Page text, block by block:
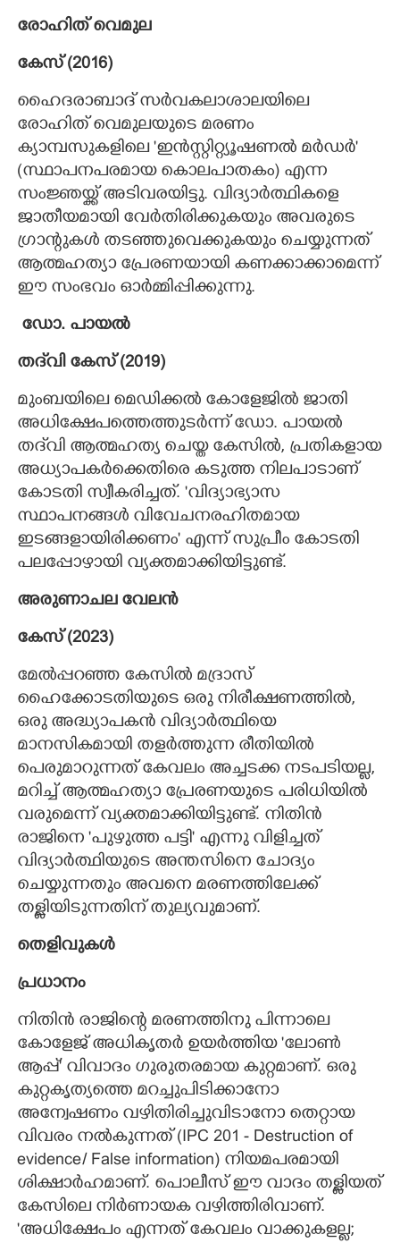
രോഹിത് വെമുല
കേസ് (2016)
​ഹൈദരാബാദ് സർവകലാശാലയിലെ
രോഹിത് വെമുലയുടെ മരണം
ക്യാമ്പസുകളിലെ 'ഇൻസ്റ്റിറ്റ്യൂഷണൽ മർഡർ"
(സ്ഥാപനപരമായ കൊലപാതകം) എന്ന
സംജ്ഞയ്ക്ക് അടിവരയിട്ടു. വിദ്യാർത്ഥികളെ
ജാതീയമായി വേർതിരിക്കുകയും അവരുടെ
ഗ്രാന്റുകൾ തടഞ്ഞുവെക്കുകയും ചെയ്യുന്നത്
ആത്മഹത്യാ പ്രേരണയായി കണക്കാക്കാമെന്ന്
ഈ സംഭവം ഓർമ്മിപ്പിക്കുന്നു.
​ ഡോ. പായൽ
തദ്‌വി കേസ് (2019)
​മുംബയിലെ മെഡിക്കൽ കോളേജിൽ ജാതി
അധിക്ഷേപത്തെത്തുടർന്ന് ഡോ. പായൽ
തദ്‌വി ആത്മഹത്യ ചെയ്ത കേസിൽ, പ്രതികളായ
അധ്യാപകർക്കെതിരെ കടുത്ത നിലപാടാണ്
കോടതി സ്വീകരിച്ചത്. 'വിദ്യാഭ്യാസ
സ്ഥാപനങ്ങൾ വിവേചനരഹിതമായ
ഇടങ്ങളായിരിക്കണം" എന്ന് സുപ്രീം കോടതി
പലപ്പോഴായി വ്യക്തമാക്കിയിട്ടുണ്ട്.
അരുണാചല വേലൻ
കേസ് (2023)
​മേൽപ്പറഞ്ഞ കേസിൽ മദ്രാസ്
ഹൈക്കോടതിയുടെ ഒരു നിരീക്ഷണത്തിൽ,
ഒരു അദ്ധ്യാപകൻ വിദ്യാർത്ഥിയെ
മാനസികമായി തളർത്തുന്ന രീതിയിൽ
പെരുമാറുന്നത് കേവലം അച്ചടക്ക നടപടിയല്ല,
മറിച്ച് ആത്മഹത്യാ പ്രേരണയുടെ പരിധിയിൽ
വരുമെന്ന് വ്യക്തമാക്കിയിട്ടുണ്ട്. നിതിൻ
രാജിനെ 'പുഴുത്ത പട്ടി" എന്നു വിളിച്ചത്
വിദ്യാർത്ഥിയുടെ അന്തസിനെ ചോദ്യം
ചെയ്യുന്നതും അവനെ മരണത്തിലേക്ക്
തള്ളിയിടുന്നതിന് തുല്യവുമാണ്.
തെളിവുകൾ
പ്രധാനം
​നിതിൻ രാജിന്റെ മരണത്തിനു പിന്നാലെ
കോളേജ് അധികൃതർ ഉയർത്തിയ 'ലോൺ
ആപ്പ്" വിവാദം ഗുരുതരമായ കുറ്റമാണ്. ഒരു
കുറ്റകൃത്യത്തെ മറച്ചുപിടിക്കാനോ
അന്വേഷണം വഴിതിരിച്ചുവിടാനോ തെറ്റായ
വിവരം നൽകുന്നത് (IPC 201 - Destruction of
evidence/ False information) നിയമപരമായി
ശിക്ഷാർഹമാണ്. പൊലീസ് ഈ വാദം തള്ളിയത്
കേസിലെ നിർണായക വഴിത്തിരിവാണ്. ​
"അധിക്ഷേപം എന്നത് കേവലം വാക്കുകളല്ല;